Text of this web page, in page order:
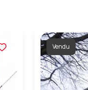
Vendu